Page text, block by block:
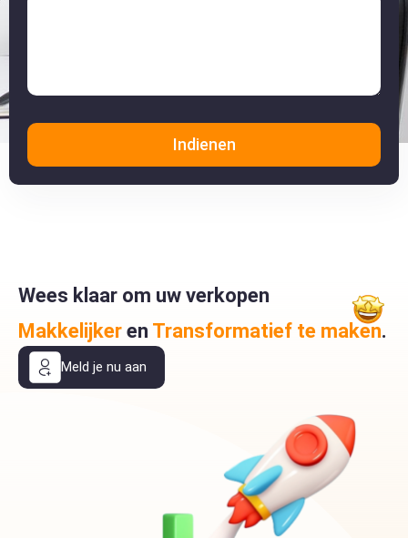
Indienen
Wees klaar om uw verkopen
Makkelijker en Transformatief te maken.
Meld je nu aan